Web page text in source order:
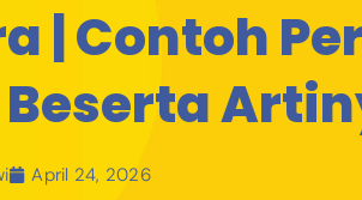
| Contoh
April 24, 2026